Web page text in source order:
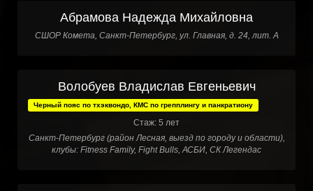
Абрамова Надежда Михайловна
СШОР Комета, Санкт-Петербург, ул. Главная, д. 24, лит. А
Волобуев Владислав Евгеньевич
Черный пояс по тхэквондо, КМС по грепплингу и панкратиону
Стаж: 5 лет
Санкт-Петербург (район Лесная, выезд по городу и области),
клубы: Fitness Family, Fight Bulls, АСБИ, СК Легендас